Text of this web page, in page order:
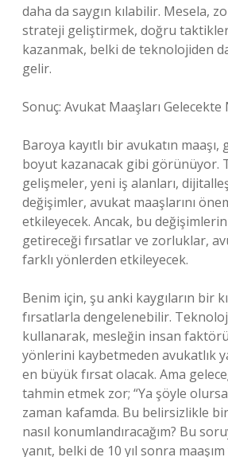
daha da saygın kılabilir. Mesela,
strateji geliştirmek, doğru
kazanmak, belki de teknolojiden
gelir.
Sonuç: Avukat Maaşları Gelecekte
Baroya kayıtlı bir avukatın
boyut kazanacak gibi görünüyor.
gelişmeler, yeni iş alanları,
değişimler, avukat maaşlarını
etkileyecek. Ancak, bu
getireceği fırsatlar ve zorluklar,
farklı yönlerden etkileyecek.
Benim için, şu anki kaygıların bir
fırsatlarla dengelenebilir.
kullanarak, mesleğin insan
yönlerini kaybetmeden avukatlık
en büyük fırsat olacak. Ama
tahmin etmek zor; “Ya şöyle
zaman kafamda. Bu belirsizlikle
nasıl konumlandıracağım? Bu
yanıt, belki de 10 yıl sonra